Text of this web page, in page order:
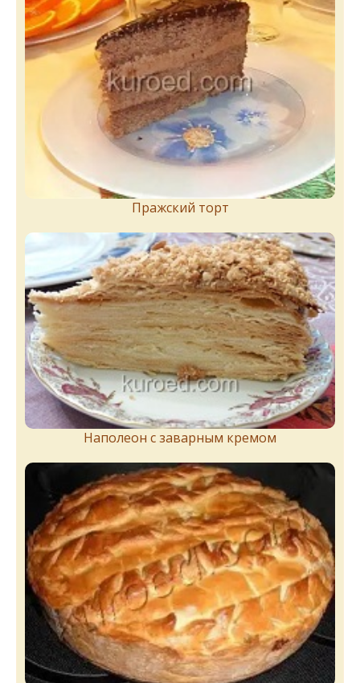
Пражский торт
Наполеон с заварным кремом